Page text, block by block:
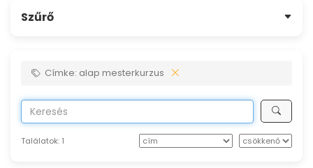
Szűrő
Címke: alap mesterkurzus
Találatok: 1